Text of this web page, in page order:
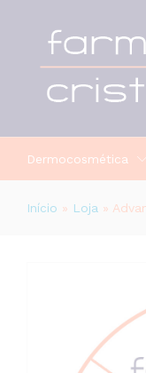
Dermocosmética
Início » Loja »